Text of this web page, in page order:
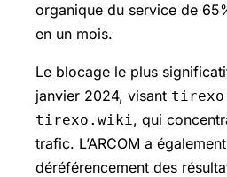
organique du service de
en un mois.
Le blocage le plus
janvier 2024, visant
tirexo.wiki, qui
trafic. L’ARCOM a
déréférencement des